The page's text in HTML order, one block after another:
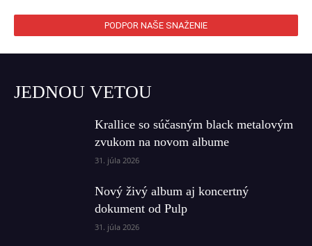
PODPOR NAŠE SNAŽENIE
JEDNOU VETOU
Krallice so súčasným black metalovým
zvukom na novom albume
31. júla 2026
Nový živý album aj koncertný
dokument od Pulp
31. júla 2026